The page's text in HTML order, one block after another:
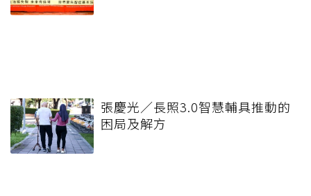
張慶光／長照3.0智慧輔具推動的
困局及解方